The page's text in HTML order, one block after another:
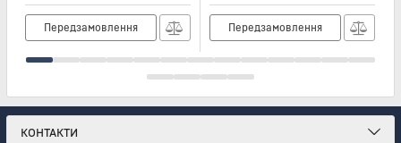
Передзамовлення Передзамовлення
КОНТАКТИ